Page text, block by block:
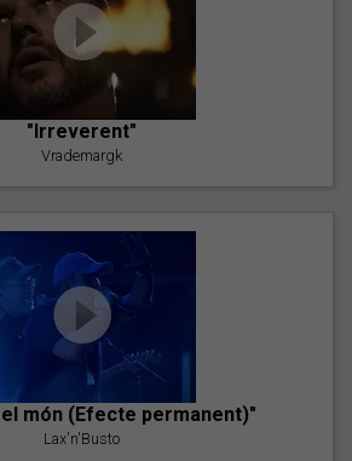
"Irreverent"
Vrademargk
món (Efecte permanent)"
Lax'n'Busto